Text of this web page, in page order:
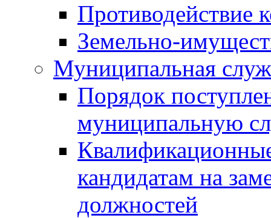
Противодействие
Земельно-
Муниципальная
Порядок
муниципальную
кандидатам на
должностей